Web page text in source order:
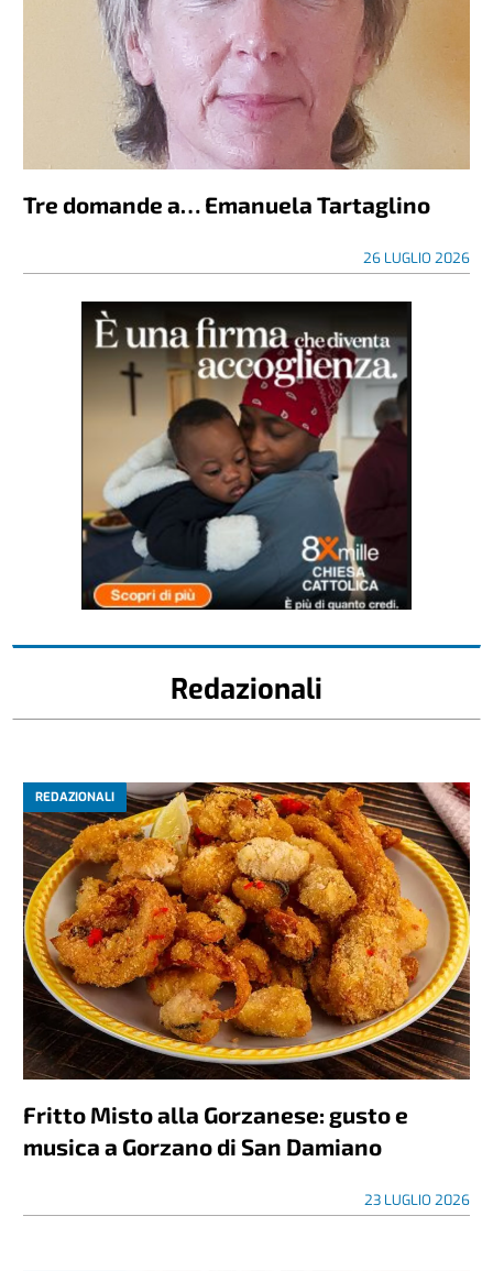
Tre domande a… Emanuela Tartaglino
26 LUGLIO 2026
Redazionali
REDAZIONALI
Fritto Misto alla Gorzanese: gusto e
musica a Gorzano di San Damiano
23 LUGLIO 2026